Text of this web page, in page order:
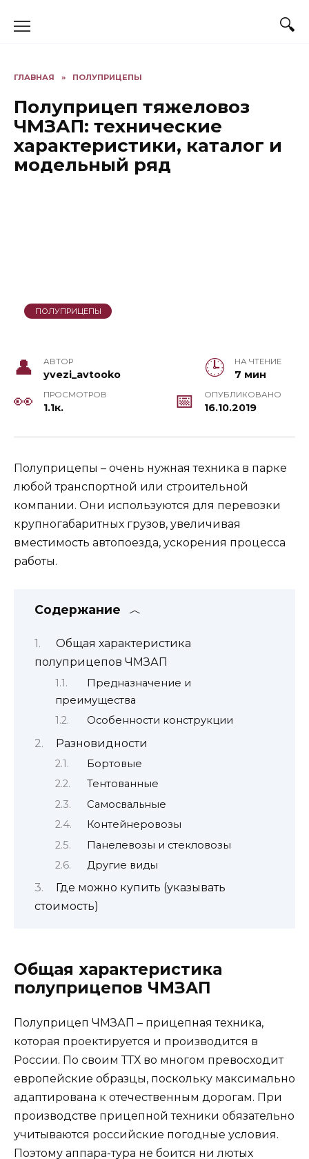
ГЛАВНАЯ » ПОЛУПРИЦЕПЫ
Полуприцеп тяжеловоз
ЧМЗАП: технические
характеристики, каталог и
модельный ряд
ПОЛУПРИЦЕПЫ
АВТОР
yvezi_avtooko
НА ЧТЕНИЕ
7 мин
ПРОСМОТРОВ
1.1к.
ОПУБЛИКОВАНО
16.10.2019
Полуприцепы – очень нужная техника в парке
любой транспортной или строительной
компании. Они используются для перевозки
крупногабаритных грузов, увеличивая
вместимость автопоезда, ускорения процесса
работы.
Содержание
Общая характеристика
полуприцепов ЧМЗАП
Предназначение и
преимущества
Особенности конструкции
Разновидности
Бортовые
Тентованные
Самосвальные
Контейнеровозы
Панелевозы и стекловозы
Другие виды
Где можно купить (указывать
стоимость)
Общая характеристика
полуприцепов ЧМЗАП
Полуприцеп ЧМЗАП – прицепная техника,
которая проектируется и производится в
России. По своим ТТХ во многом превосходит
европейские образцы, поскольку максимально
адаптирована к отечественным дорогам. При
производстве прицепной техники обязательно
учитываются российские погодные условия.
Поэтому аппара-тура не боится ни лютых